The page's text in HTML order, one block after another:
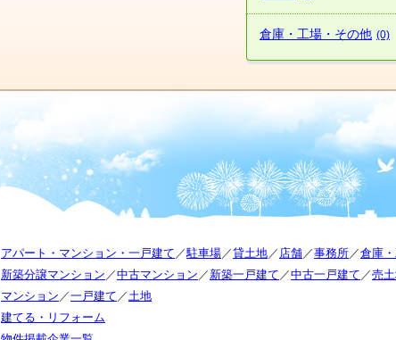
倉庫・工場・その他 (0)
アパート・マンション・一戸建て ／駐車場／貸土地／ 店舗／事務所／倉庫
新築分譲マンション ／中古マンション ／ 新築一戸建て ／中古一戸建て ／売
マンション ／一戸建て ／土地
建てる・リフォーム